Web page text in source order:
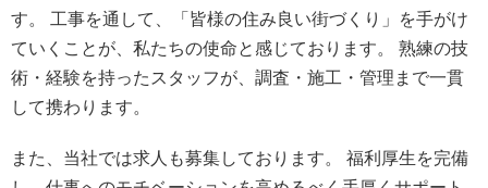
す。
工事を通して、「皆様の住み良い街づくり」を手がけ
ていくことが、私たちの使命と感じております。
熟練の技
術・経験を持ったスタッフが、調査・施工・管理まで一貫
して携わります。
また、当社では求人も募集しております。
福利厚生を完備